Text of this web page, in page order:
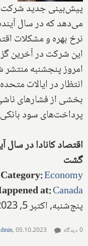
پیش‌بینی جدید شرکت
می‌دهد که در سال
نرخ بهره و مشکلات
این شرکت در آخرین
امروز پنجشنبه منتشر
انتظار در ایالات
بخشی از فشارهای
پرداخت‌های سود بانکی
اقتصاد کانادا در سال
گشت
:Economy
at:Canada
پنج‌شنبه, اکتبر 5, 2023 - 20:00
,05.10.2023 0 دیدگاه